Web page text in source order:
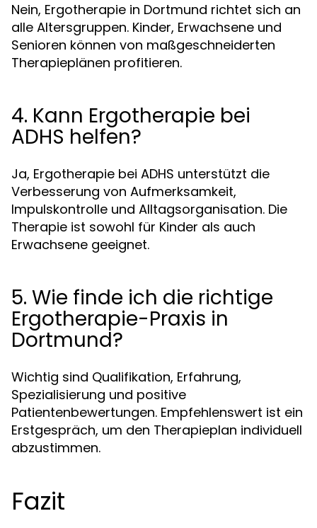
Nein, Ergotherapie in Dortmund richtet sich an
alle Altersgruppen. Kinder, Erwachsene und
Senioren können von maßgeschneiderten
Therapieplänen profitieren.
4. Kann Ergotherapie bei
ADHS helfen?
Ja, Ergotherapie bei ADHS unterstützt die
Verbesserung von Aufmerksamkeit,
Impulskontrolle und Alltagsorganisation. Die
Therapie ist sowohl für Kinder als auch
Erwachsene geeignet.
5. Wie finde ich die richtige
Ergotherapie-Praxis in
Dortmund?
Wichtig sind Qualifikation, Erfahrung,
Spezialisierung und positive
Patientenbewertungen. Empfehlenswert ist ein
Erstgespräch, um den Therapieplan individuell
abzustimmen.
Fazit